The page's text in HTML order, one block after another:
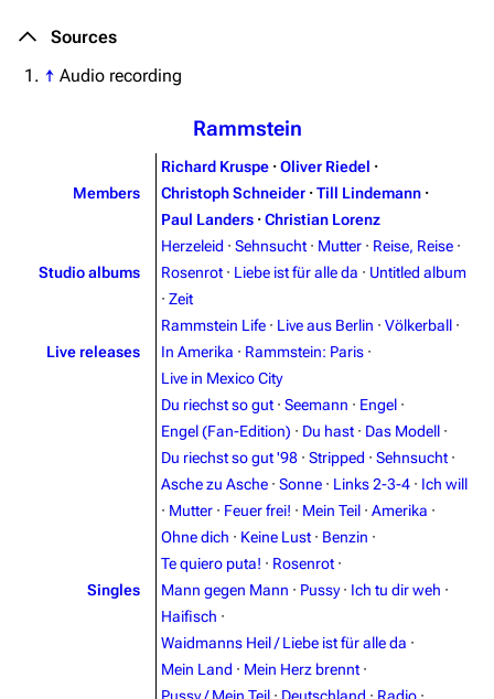
3.4K 12 290.4K
Navigation
Main page
Rammstein
Information
Discography
Videography
Sources
↑ Audio recording
Rammstein
Members
Richard Kruspe · Oliver Riedel ·
Christoph Schneider · Till Lindemann ·
Paul Landers · Christian Lorenz
Studio albums
Herzeleid · Sehnsucht · Mutter · Reise, Reise ·
Rosenrot · Liebe ist für alle da · Untitled album
· Zeit
Live releases
Rammstein Life · Live aus Berlin · Völkerball ·
In Amerika · Rammstein: Paris ·
Live in Mexico City
Singles
Du riechst so gut · Seemann · Engel ·
Engel (Fan-Edition) · Du hast · Das Modell ·
Du riechst so gut '98 · Stripped · Sehnsucht ·
Asche zu Asche · Sonne · Links 2-3-4 · Ich will
· Mutter · Feuer frei! · Mein Teil · Amerika ·
Ohne dich · Keine Lust · Benzin ·
Te quiero puta! · Rosenrot ·
Mann gegen Mann · Pussy · Ich tu dir weh ·
Haifisch ·
Waidmanns Heil / Liebe ist für alle da ·
Mein Land · Mein Herz brennt ·